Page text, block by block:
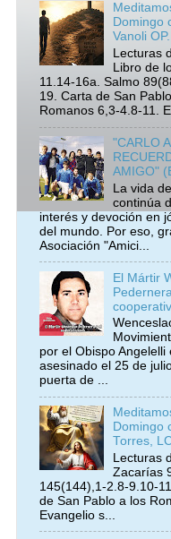
Domingo
Vanoli OP.
Lecturas
Libro de
11.14-16a. Salmo
19. Carta de San
Romanos 6,3-4.8-11.
"CARLO
AMIGO"
La vida
continúa
interés y devoción en
del mundo. Por eso,
Asociación "Amici...
El Mártir
por el Obispo Angelelli
asesinado el 25 de
puerta de ...
Domingo
Torres,
Zacarías
145(144),1-2.8-9.10-
de San Pablo a los
Evangelio s...